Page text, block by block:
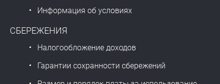
Информация об условиях
СБЕРЕЖЕНИЯ
Налогообложение доходов
Гарантии сохранности сбережений